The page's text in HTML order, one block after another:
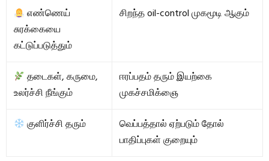
எண்ணெய்
சுரக்கையை
கட்டுப்படுத்தும்
சிறந்த oil-control முகமூடி ஆகும்
தடைகள், கருமை,
உலர்ச்சி நீங்கும்
ஈரப்பதம் தரும் இயற்கை
முகச்சமிக்ஞை
குளிர்ச்சி தரும்
வெப்பத்தால் ஏற்படும் தோல்
பாதிப்புகள் குறையும்